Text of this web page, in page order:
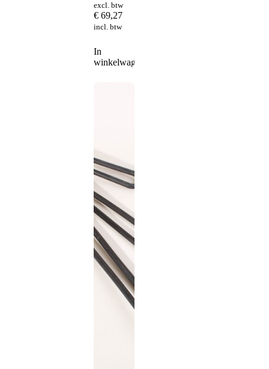
excl. btw
€ 69,27
incl. btw
In
winkelwagen